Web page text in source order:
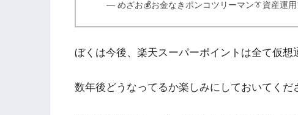
— めざお💰お金なきポンコツリーマン👔資産運
ぼくは今後、楽天スーパーポイントは全て仮想
数年後どうなってるか楽しみにしておいてくだ